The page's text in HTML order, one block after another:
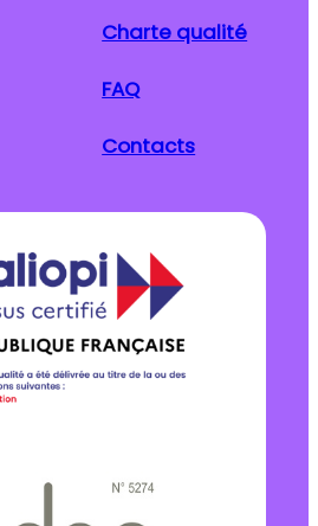
Charte qualité
FAQ
Contacts